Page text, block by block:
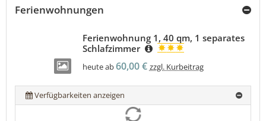
Ferienwohnungen
Ferienwohnung 1, 40 qm, 1 separates
Schlafzimmer
heute ab60,00 € zzgl. Kurbeitrag
Verfügbarkeiten anzeigen